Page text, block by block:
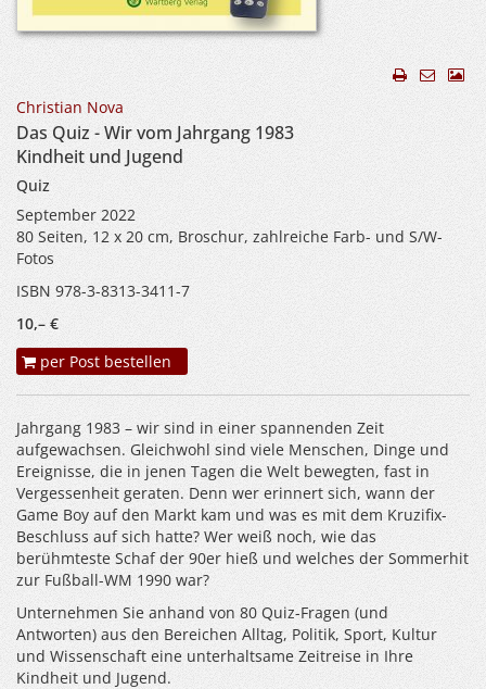
Christian Nova
Das Quiz - Wir vom Jahrgang 1983
Kindheit und Jugend
Quiz
September 2022
80 Seiten, 12 x 20 cm, Broschur, zahlreiche Farb- und S/W-
Fotos
ISBN 978-3-8313-3411-7
10,– €
per Post bestellen
Jahrgang 1983 – wir sind in einer spannenden Zeit
aufgewachsen. Gleichwohl sind viele Menschen, Dinge und
Ereignisse, die in jenen Tagen die Welt bewegten, fast in
Vergessenheit geraten. Denn wer erinnert sich, wann der
Game Boy auf den Markt kam und was es mit dem Kruzifix-
Beschluss auf sich hatte? Wer weiß noch, wie das
berühmteste Schaf der 90er hieß und welches der Sommerhit
zur Fußball-WM 1990 war?
Unternehmen Sie anhand von 80 Quiz-Fragen (und
Antworten) aus den Bereichen Alltag, Politik, Sport, Kultur
und Wissenschaft eine unterhaltsame Zeitreise in Ihre
Kindheit und Jugend.